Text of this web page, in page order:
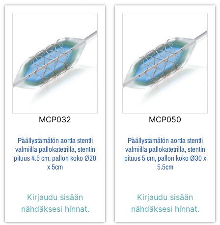
MCP032
Päällystämätön aortta stentti
valmiilla pallokatetrilla, stentin
pituus 4.5 cm, pallon koko Ø20
x 5cm
Kirjaudu sisään
nähdäksesi hinnat.
MCP050
Päällystämätön aortta stentti
valmiilla pallokatetrilla, stentin
pituus 5 cm, pallon koko Ø30 x
5.5cm
Kirjaudu sisään
nähdäksesi hinnat.